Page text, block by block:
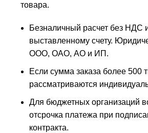
товара.
Безналичный расчет без НДС
выставленному счету.
ООО, ОАО, АО и ИП.
Если сумма заказа более 500
рассматриваются
Для бюджетных организаций
отсрочка платежа при
контракта.